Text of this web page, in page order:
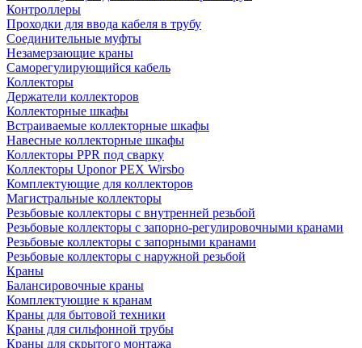
Контроллеры
Проходки для ввода кабеля в трубу
Соединительные муфты
Незамерзающие краны
Саморегулирующийся кабель
Коллекторы
Держатели коллекторов
Коллекторные шкафы
Встраиваемые коллекторные шкафы
Навесные коллекторные шкафы
Коллекторы PPR под сварку
Коллекторы Uponor PEX Wirsbo
Комплектующие для коллекторов
Магистральные коллекторы
Резьбовые коллекторы с внутренней резьбой
Резьбовые коллекторы с запорно-регулировочными кранами
Резьбовые коллекторы с запорными кранами
Резьбовые коллекторы с наружной резьбой
Краны
Балансировочные краны
Комплектующие к кранам
Краны для бытовой техники
Краны для сильфонной трубы
Краны для скрытого монтажа